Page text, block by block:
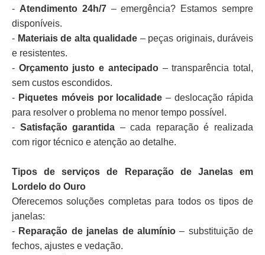
- Atendimento 24h/7– emergência? Estamos sempre
disponíveis.
- Materiais de alta qualidade – peças originais, duráveis
e resistentes.
- Orçamento justo e antecipado– transparência total,
sem custos escondidos.
- Piquetes móveis por localidade – deslocação rápida
para resolver o problema no menor tempo possível.
- Satisfação garantida – cada reparação é realizada
com rigor técnico e atenção ao detalhe.
Tipos de serviços de Reparação de Janelas em
Lordelo do Ouro
Oferecemos soluções completas para todos os tipos de
janelas:
- Reparação de janelas de alumínio– substituição de
fechos, ajustes e vedação.